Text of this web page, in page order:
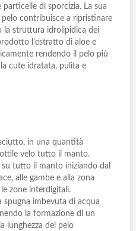
di sporcizia. La sua
contribuisce a ripristinare
la struttura idrolipidica dei
l’estratto di aloe e
rendendo il pelo più
cute idratata, pulita e
in una quantità
velo tutto il manto.
tutto il manto iniziando dal
alle gambe e alla zona
zone interdigitali.
spugna imbevuta di acqua
la formazione di un
lunghezza del pelo